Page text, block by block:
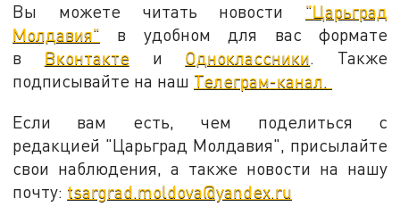
Вы можете читать новости "Царьград
Молдавия" в удобном для вас формате
в Вконтактеи Одноклассники. Также
подписывайте на наш Телеграм-канал.
Если вам есть, чем поделиться с
редакцией "Царьград Молдавия", присылайте
свои наблюдения, а также новости на нашу
почту: tsargrad.moldova@yandex.ru